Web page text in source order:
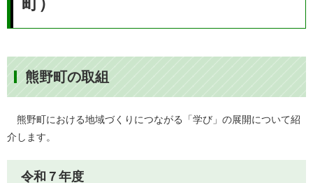
熊野町の取組
熊野町における地域づくりにつながる「学び」の展開について紹
介します。
令和７年度